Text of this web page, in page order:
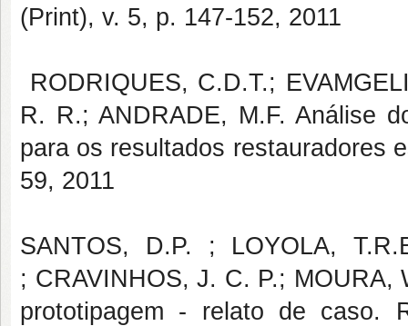
(Print), v. 5, p. 147-152, 2011
RODRIQUES, C.D.T.;
R. R.; ANDRADE, M.F. Análise
para os resultados restauradores
59, 2011
SANTOS, D.P. ; LOYOLA,
; CRAVINHOS, J. C. P.; MOURA,
prototipagem - relato de caso.